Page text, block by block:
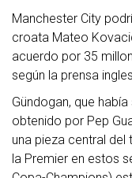
Manchester City
croata Mateo
acuerdo por 35
según la prensa
Gündogan, que
obtenido por Pep
una pieza central
la Premier en estos